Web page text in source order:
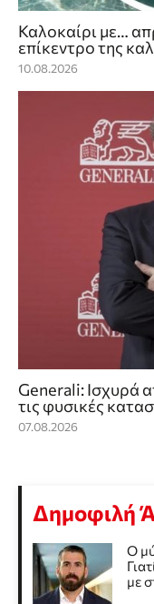
Καλοκαίρι με…
επίκεντρο της
10.08.2026
Generali: Ισχυρά
τις φυσικές
07.08.2026
Δημοφιλή
Ο
με